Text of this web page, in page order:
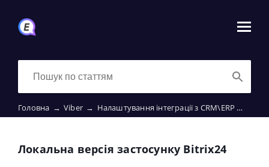
Головна → Viber → Налаштування інтеграції з CRM\ERP →
Локальна версія застосунку Bitrix24